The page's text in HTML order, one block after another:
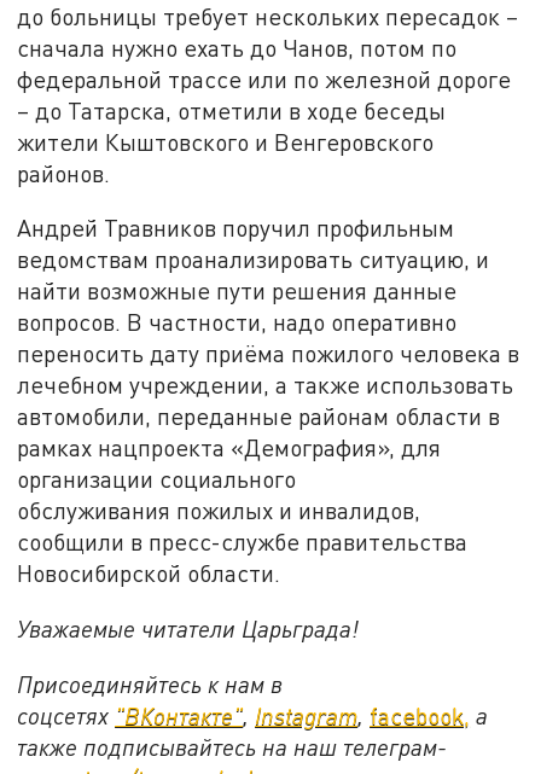
до больницы требует нескольких пересадок –
сначала нужно ехать до Чанов, потом по
федеральной трассе или по железной дороге
– до Татарска, отметили в ходе беседы
жители Кыштовского и Венгеровского
районов.
Андрей Травников поручил профильным
ведомствам проанализировать ситуацию, и
найти возможные пути решения данные
вопросов. В частности, надо оперативно
переносить дату приёма пожилого человека в
лечебном учреждении, а также использовать
автомобили, переданные районам области в
рамках нацпроекта «Демография», для
организации социального
обслуживания пожилых и инвалидов,
сообщили в пресс-службе правительства
Новосибирской области.
Уважаемые читатели Царьграда!
Присоединяйтесь к нам в
соцсетях "ВКонтакте", Instagram, facebook, а
также подписывайтесь на наш телеграм-